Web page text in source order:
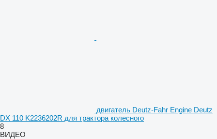
двигатель Deutz-Fahr Engine Deutz
DX 110 K2236202R для трактора колесного
8
ВИДЕО